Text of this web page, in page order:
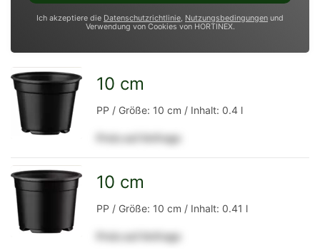
Ich akzeptiere die Datenschutzrichtlinie, Nutzungsbedingungen und
Verwendung von Cookies von HORTINEX.
Detailseite
10 cm
PP / Größe: 10 cm / Inhalt: 0.4 l
Preis auf Anfrage
10 cm
PP / Größe: 10 cm / Inhalt: 0.41 l
Preis auf Anfrage